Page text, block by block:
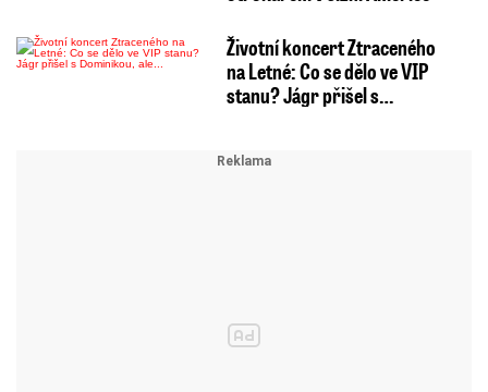
Životní koncert Ztraceného
na Letné: Co se dělo ve VIP
stanu? Jágr přišel s…